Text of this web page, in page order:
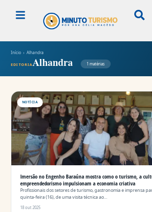
Início › Alhandra
EDITORIAAlhandra 1 matérias
NOTÍCIA
Imersão no Engenho Baraúna mostra como o turismo, a
empreendedorismo impulsionam a economia criativa
Profissionais dos setores de turismo, gastronomia e imprensa
quinta-feira (16), de uma visita técnica ao…
18 out 2025